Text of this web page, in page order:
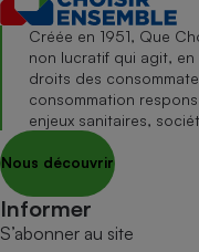
Créée en 1951, Que
non lucratif qui agit,
droits des
consommation
enjeux sanitaires,
Nous découvrir
Informer
S’abonner au site